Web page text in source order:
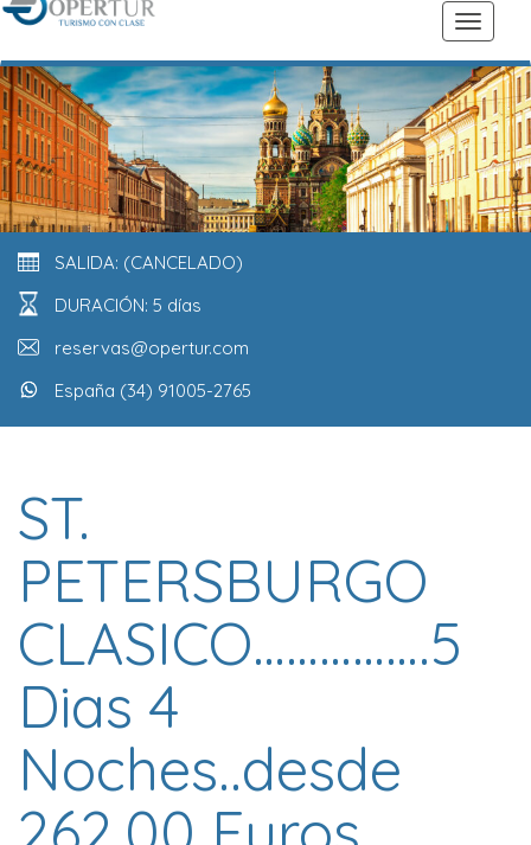
SALIDA: (CANCELADO)
DURACIÓN: 5 días
reservas@opertur.com
España (34) 91005-2765
ST.
PETERSBURGO
CLASICO…………….5
Dias 4
Noches..desde